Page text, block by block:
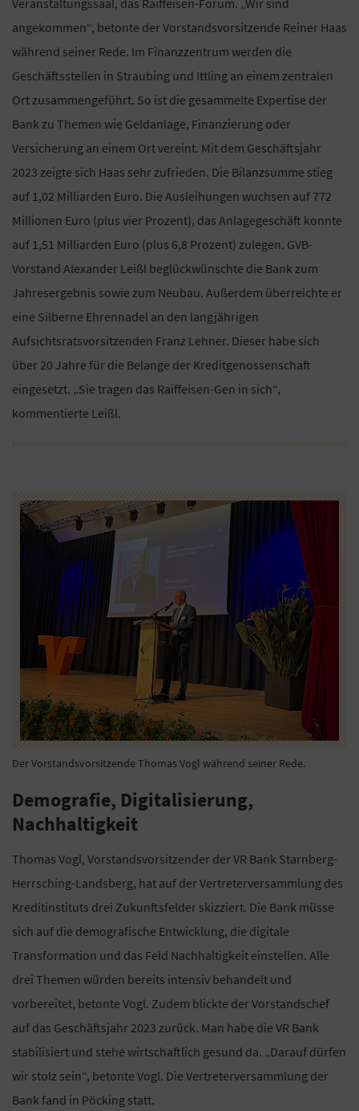
angekommen“, betonte der Vorstandsvorsitzende Reiner Haas
während seiner Rede. Im Finanzzentrum werden die
Geschäftsstellen in Straubing und Ittling an einem zentralen
Ort zusammengeführt. So ist die gesammelte Expertise der
Bank zu Themen wie Geldanlage, Finanzierung oder
Versicherung an einem Ort vereint. Mit dem Geschäftsjahr
2023 zeigte sich Haas sehr zufrieden. Die Bilanzsumme stieg
auf 1,02 Milliarden Euro. Die Ausleihungen wuchsen auf 772
Millionen Euro (plus vier Prozent), das Anlagegeschäft konnte
auf 1,51 Milliarden Euro (plus 6,8 Prozent) zulegen. GVB-
Vorstand Alexander Leißl beglückwünschte die Bank zum
Jahresergebnis sowie zum Neubau. Außerdem überreichte er
eine Silberne Ehrennadel an den langjährigen
Aufsichtsratsvorsitzenden Franz Lehner. Dieser habe sich
über 20 Jahre für die Belange der Kreditgenossenschaft
eingesetzt. „Sie tragen das Raiffeisen-Gen in sich“,
kommentierte Leißl.
Der Vorstandsvorsitzende Thomas Vogl während seiner Rede.
Demografie, Digitalisierung,
Nachhaltigkeit
Thomas Vogl, Vorstandsvorsitzender der VR Bank Starnberg-
Herrsching-Landsberg, hat auf der Vertreterversammlung des
Kreditinstituts drei Zukunftsfelder skizziert. Die Bank müsse
sich auf die demografische Entwicklung, die digitale
Transformation und das Feld Nachhaltigkeit einstellen. Alle
drei Themen würden bereits intensiv behandelt und
vorbereitet, betonte Vogl. Zudem blickte der Vorstandschef
auf das Geschäftsjahr 2023 zurück. Man habe die VR Bank
stabilisiert und stehe wirtschaftlich gesund da. „Darauf dürfen
wir stolz sein“, betonte Vogl. Die Vertreterversammlung der
Bank fand in Pöcking statt.